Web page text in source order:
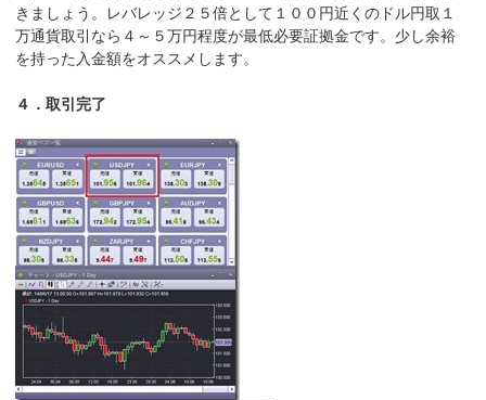
きましょう。レバレッジ２５倍として１００円近くのドル円取１
万通貨取引なら４～５万円程度が最低必要証拠金です。少し余裕
を持った入金額をオススメします。
４．取引完了